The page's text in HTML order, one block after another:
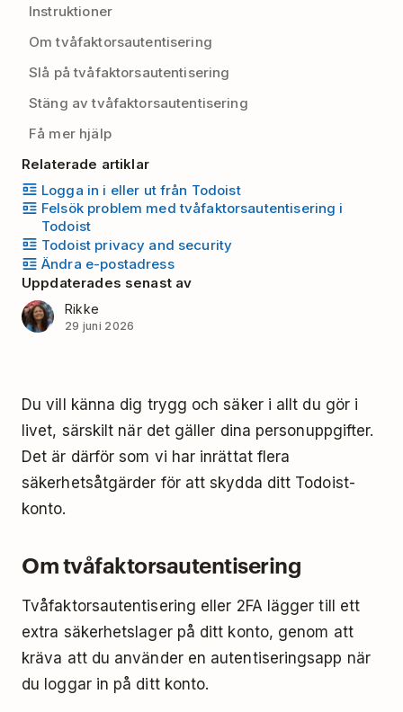
Instruktioner
Om tvåfaktorsautentisering
Slå på tvåfaktorsautentisering
Stäng av tvåfaktorsautentisering
Få mer hjälp
Relaterade artiklar
Logga in i eller ut från Todoist
Felsök problem med tvåfaktorsautentisering i
Todoist
Todoist privacy and security
Ändra e-postadress
Uppdaterades senast av
Rikke
29 juni 2026
Du vill känna dig trygg och säker i allt du gör i
livet, särskilt när det gäller dina personuppgifter.
Det är därför som vi har inrättat flera
säkerhetsåtgärder för att skydda ditt Todoist-
konto.
Om tvåfaktorsautentisering
Tvåfaktorsautentisering eller 2FA lägger till ett
extra säkerhetslager på ditt konto, genom att
kräva att du använder en autentiseringsapp när
du loggar in på ditt konto.